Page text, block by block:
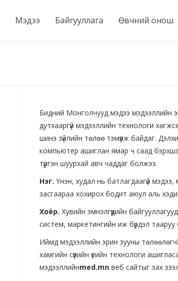
Мэдээ Байгууллага Өвчний онош
Бидний Монголчууд мэдээ мэдээллийн
дутхааргүй мэдээллийн технологи
шинэ зүйлийн төлөө тэмүүлж байдаг.
компьютер ашиглан ямар ч саад
түргэн шуурхай авч чаддаг болжээ.
Нэг. Үнэн, худал нь батлагдаагүй
засгаараа хохирох бодит аюул аль
Хоёр. Хувийн эмнэлгүүдийн
систем, маркетингийн иж бүрдэл тааруу
Иймд мэдээллийн эрин зууны төлөөлөгч
хамгийн сүүлийн үеийн технологи
мэдээллийнmed.mn веб сайтыг зах